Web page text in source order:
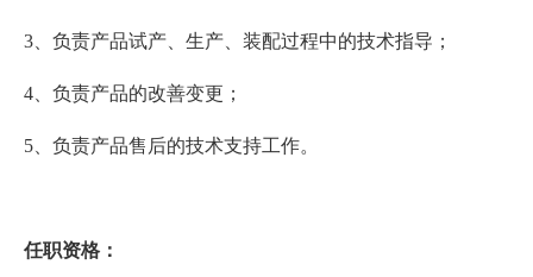
3、负责产品试产、生产、装配过程中的技术指导；
4、负责产品的改善变更；
5、负责产品售后的技术支持工作。
任职资格：